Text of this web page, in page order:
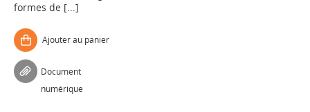
formes de [...]
Ajouter au panier
Document
numérique